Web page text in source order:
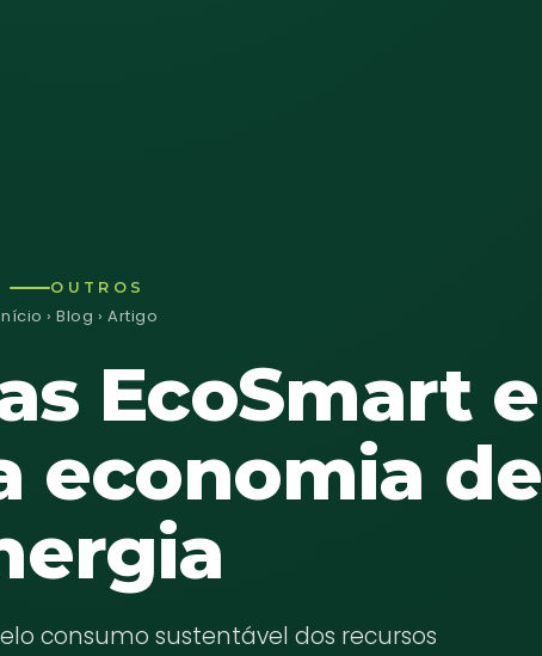
OUTROS
›Blog › Artigo
EcoSmart e
economia de
consumo sustentável dos recursos